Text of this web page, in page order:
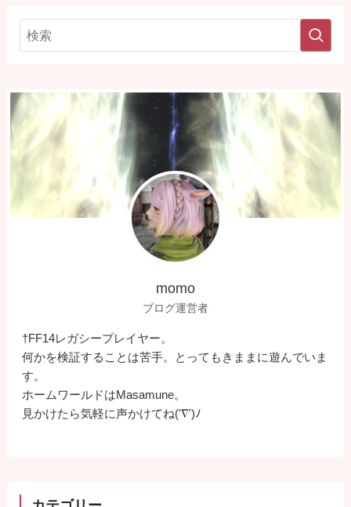
momo
ブログ運営者
†FF14レガシープレイヤー。
何かを検証することは苦手。とってもきままに遊んでいま
す。
ホームワールドはMasamune。
見かけたら気軽に声かけてね('∇')ﾉ